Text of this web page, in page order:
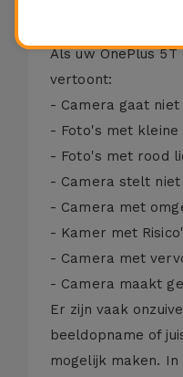
Als uw OnePlus
vertoont:
- Camera gaat
- Foto's met kleine
- Foto's met rood
- Camera stelt niet
- Camera met
- Kamer met
- Camera met
- Camera maakt
Er zijn vaak
beeldopname of
mogelijk maken.